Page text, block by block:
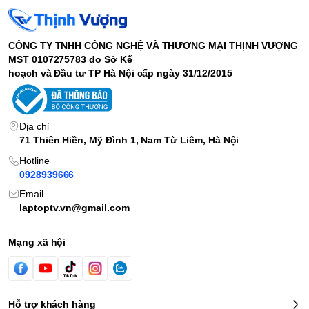
Web
cam
HD Webcam
Kết
nối
2x Thunderbolt 3 (DisplayPort/ power delivery, 4 lanes of PCI
Express Gen 3), 1x microSD card reader, 1x 3.5mm
headphone/microphone jack, 1x wedge-shaped lock slot
Trọn
g
lượ
ng
1.3 kg
Pin
>6h sử dụng liên tục
Hệ
điều
h
Windows 10
vừa được ra mắt thuộc dòng Ultrabook có thiết kế siêu mỏng nhẹ.
Laptop trang bị chip Intel Core i7 thế hệ Mới có nhiều cải tiến so
với thế hệ Cũ. Gập mở 360 độ biến thành máy tính bảng.
Thiết kế
CÔNG TY TNHH CÔNG NGHỆ VÀ THƯƠNG MẠI THỊNH VƯỢNG
MST 0107275783 do Sở Kế
hoạch và Đầu tư TP Hà Nội cấp ngày 31/12/2015
Địa chỉ
71 Thiên Hiền, Mỹ Đình 1, Nam Từ Liêm, Hà Nội
Hotline
0928939666
Email
laptoptv.vn@gmail.com
Mạng xã hội
Hỗ trợ khách hàng